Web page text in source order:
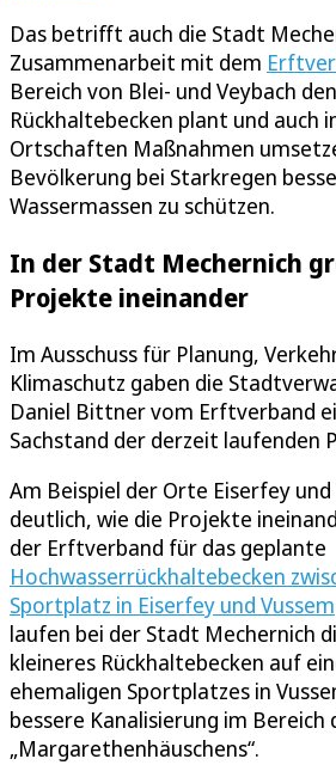
Das betrifft auch die Stadt
Zusammenarbeit mit dem
Bereich von Blei- und Veybach
Rückhaltebecken plant und auch
Ortschaften Maßnahmen
Bevölkerung bei Starkregen
Wassermassen zu schützen.
In der Stadt Mechernich
Projekte ineinander
Im Ausschuss für Planung,
Klimaschutz gaben die
Daniel Bittner vom Erftverband
Sachstand der derzeit laufenden
Am Beispiel der Orte Eiserfey und
deutlich, wie die Projekte
der Erftverband für das geplante
Hochwasserrückhaltebecken
Sportplatz in Eiserfey und Vussem
laufen bei der Stadt Mechernich
kleineres Rückhaltebecken auf
ehemaligen Sportplatzes in
bessere Kanalisierung im Bereich
„Margarethenhäuschens“.